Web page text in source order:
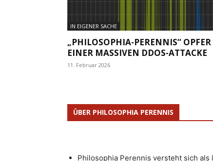
IN EIGENER SACHE
„PHILOSOPHIA-PERENNIS“ OPFER
EINER MASSIVEN DDOS-ATTACKE
11. Februar 2026
ÜBER PHILOSOPHIA PERENNIS
Philosophia Perennis versteht sich